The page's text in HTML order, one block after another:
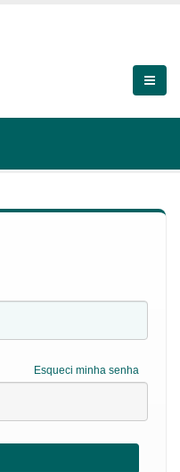
Esqueci minha senha